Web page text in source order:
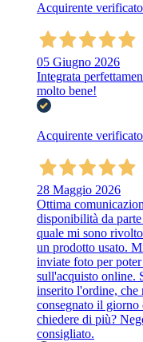
Acquirente verificato
05 Giugno 2026
Integrata
molto bene!
Acquirente verificato
28 Maggio 2026
Ottima
disponibilità da
quale mi sono
un prodotto usato.
inviate foto per
sull'acquisto online.
inserito l'ordine, che
consegnato il giorno
chiedere di più?
consigliato.